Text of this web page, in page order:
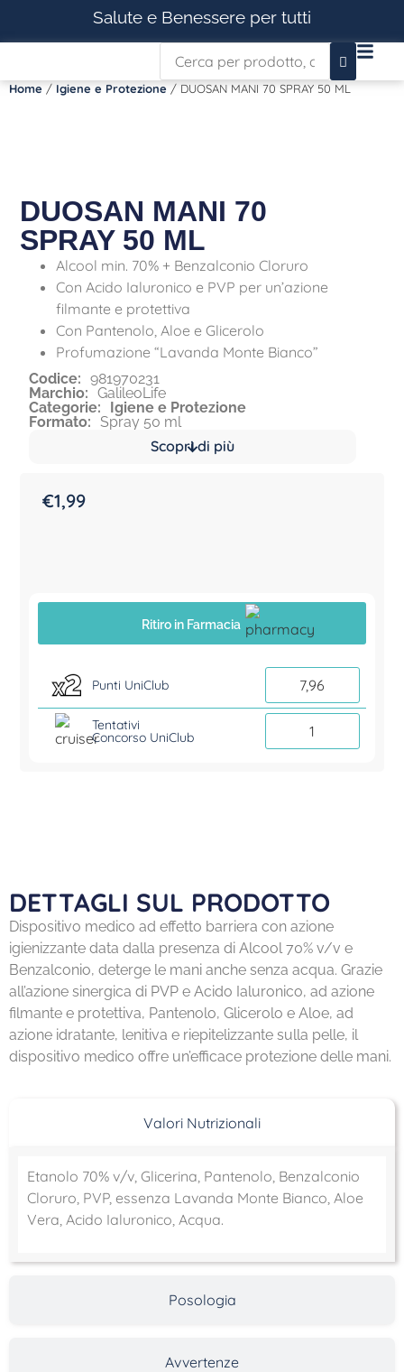
Salute e Benessere per tutti
Home / Igiene e Protezione / DUOSAN MANI 70 SPRAY 50 ML
DUOSAN MANI 70
SPRAY 50 ML
Alcool min. 70% + Benzalconio Cloruro
Con Acido Ialuronico e PVP per un’azione
filmante e protettiva
Con Pantenolo, Aloe e Glicerolo
Profumazione “Lavanda Monte Bianco”
Codice: 981970231
Marchio: GalileoLife
Categorie:
Igiene e Protezione
Formato: Spray 50 ml
Scopri di più
€1,99
Ritiro in Farmacia
Punti UniClub 7,96
Tentativi
Concorso UniClub 1
DETTAGLI SUL PRODOTTO
Dispositivo medico ad effetto barriera con azione
igienizzante data dalla presenza di Alcool 70% v/v e
Benzalconio, deterge le mani anche senza acqua. Grazie
all’azione sinergica di PVP e Acido Ialuronico, ad azione
filmante e protettiva, Pantenolo, Glicerolo e Aloe, ad
azione idratante, lenitiva e riepitelizzante sulla pelle, il
dispositivo medico offre un’efficace protezione delle mani.
Valori Nutrizionali
Posologia
Avvertenze
Etanolo 70% v/v, Glicerina, Pantenolo, Benzalconio
Cloruro, PVP, essenza Lavanda Monte Bianco, Aloe
Vera, Acido Ialuronico, Acqua.